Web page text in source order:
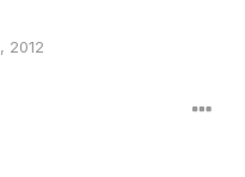
2012